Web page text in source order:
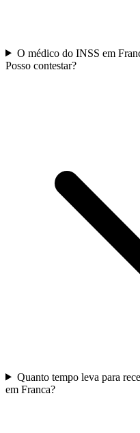
O médico do INSS em
Posso contestar?
Quanto tempo leva para
em Franca?